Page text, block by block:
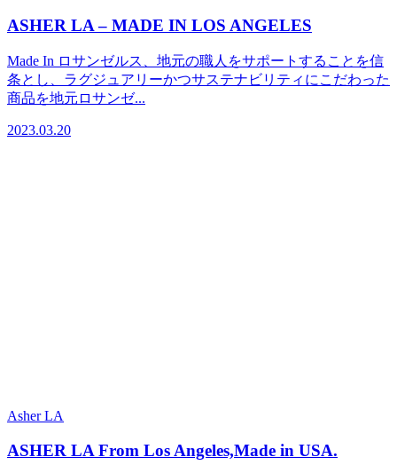
ASHER LA – MADE IN LOS ANGELES
Made In ロサンゼルス、地元の職人をサポートすることを信
条とし、ラグジュアリーかつサステナビリティにこだわった
商品を地元ロサンゼ...
2023.03.20
Asher LA
ASHER LA From Los Angeles,Made in USA.